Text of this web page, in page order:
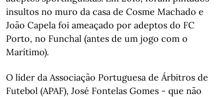
insultos no muro da casa de Cosme Machado e
João Capela foi ameaçado por adeptos do FC
Porto, no Funchal (antes de um jogo com o
Marítimo).
O líder da Associação Portuguesa de Árbitros de
Futebol (APAF), José Fontelas Gomes - que não